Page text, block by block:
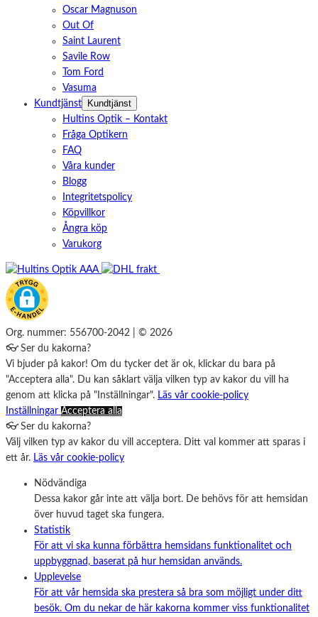
Oscar Magnuson
Out Of
Saint Laurent
Savile Row
Tom Ford
Vasuma
Kundtjänst
Kundtjänst
Hultins Optik – Kontakt
Fråga Optikern
FAQ
Våra kunder
Blogg
Integritetspolicy
Köpvillkor
Ångra köp
Varukorg
Org. nummer: 556700-2042 | © 2026
👓 Ser du kakorna?
Vi bjuder på kakor! Om du tycker det är ok, klickar du bara på
"Acceptera alla". Du kan såklart välja vilken typ av kakor du vill ha
genom att klicka på "Inställningar". Läs vår cookie-policy
Inställningar Acceptera alla
👓 Ser du kakorna?
Välj vilken typ av kakor du vill acceptera. Ditt val kommer att sparas i
ett år. Läs vår cookie-policy
Nödvändiga
Dessa kakor går inte att välja bort. De behövs för att hemsidan
över huvud taget ska fungera.
Statistik
För att vi ska kunna förbättra hemsidans funktionalitet och
uppbyggnad, baserat på hur hemsidan används.
Upplevelse
För att vår hemsida ska prestera så bra som möjligt under ditt
besök. Om du nekar de här kakorna kommer viss funktionalitet